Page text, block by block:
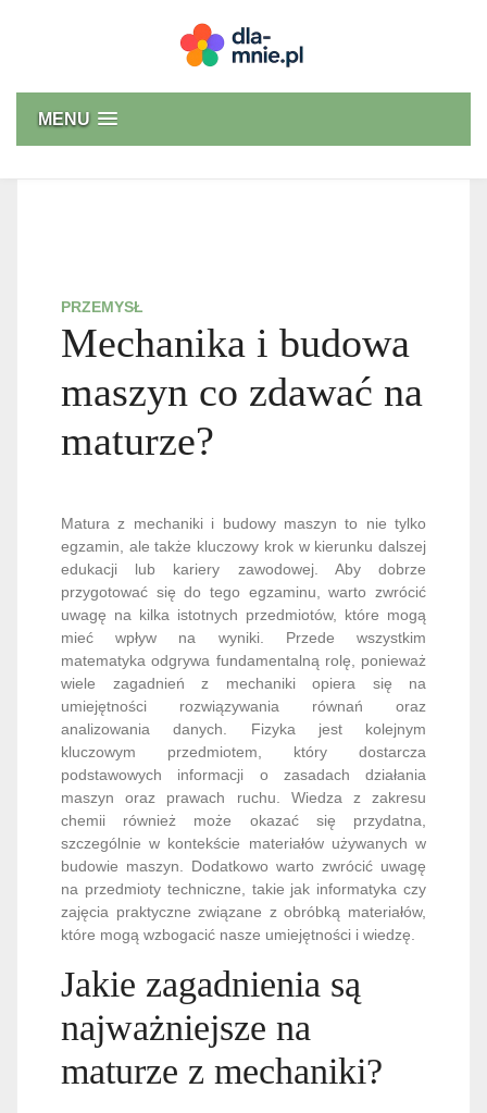
MENU
PRZEMYSŁ
Mechanika i budowa
maszyn co zdawać na
maturze?
Matura z mechaniki i budowy maszyn to nie tylko
egzamin, ale także kluczowy krok w kierunku dalszej
edukacji lub kariery zawodowej. Aby dobrze
przygotować się do tego egzaminu, warto zwrócić
uwagę na kilka istotnych przedmiotów, które mogą
mieć wpływ na wyniki. Przede wszystkim
matematyka odgrywa fundamentalną rolę, ponieważ
wiele zagadnień z mechaniki opiera się na
umiejętności rozwiązywania równań oraz
analizowania danych. Fizyka jest kolejnym
kluczowym przedmiotem, który dostarcza
podstawowych informacji o zasadach działania
maszyn oraz prawach ruchu. Wiedza z zakresu
chemii również może okazać się przydatna,
szczególnie w kontekście materiałów używanych w
budowie maszyn. Dodatkowo warto zwrócić uwagę
na przedmioty techniczne, takie jak informatyka czy
zajęcia praktyczne związane z obróbką materiałów,
które mogą wzbogacić nasze umiejętności i wiedzę.
Jakie zagadnienia są
najważniejsze na
maturze z mechaniki?